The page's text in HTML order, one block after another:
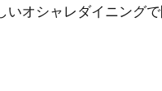
オシャレダイニング